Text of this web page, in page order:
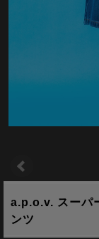
a.p.o.v. スーパ
ンツ